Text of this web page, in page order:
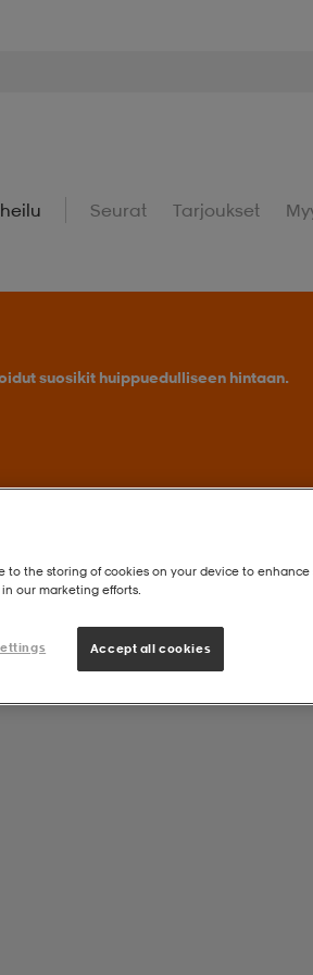
Seurat Tarjoukset
suosikit huippuedulliseen hintaan.
to the storing of cookies on your device to enhance
our marketing efforts.
Accept all cookies